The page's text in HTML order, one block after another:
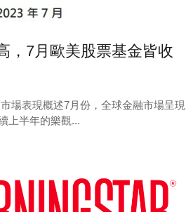
，7月歐美股票基金皆收
場表現概述7月份，全球金融市場呈現
上半年的樂觀...